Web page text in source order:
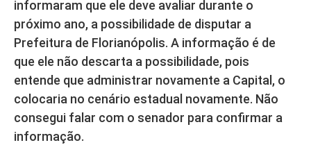
informaram que ele deve avaliar durante o
próximo ano, a possibilidade de disputar a
Prefeitura de Florianópolis. A informação é de
que ele não descarta a possibilidade, pois
entende que administrar novamente a Capital, o
colocaria no cenário estadual novamente. Não
consegui falar com o senador para confirmar a
informação.